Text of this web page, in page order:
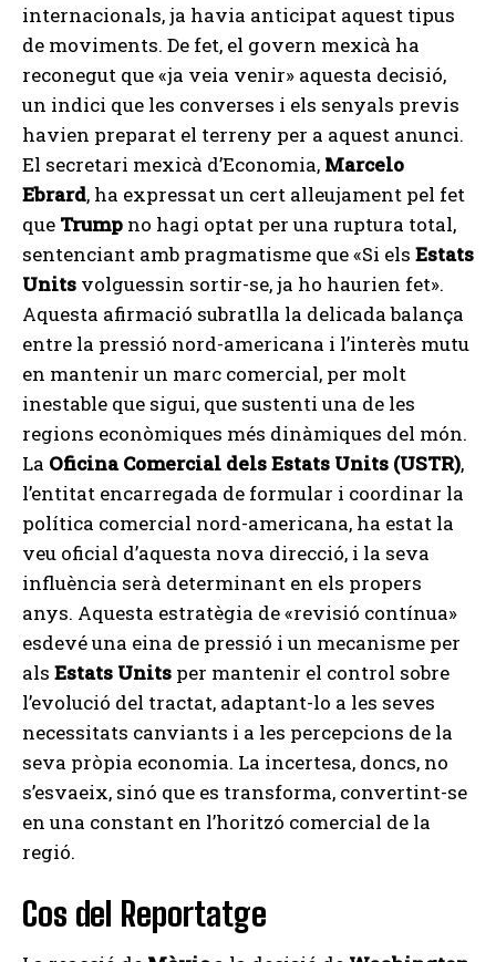
internacionals, ja havia anticipat aquest tipus
de moviments. De fet, el govern mexicà ha
reconegut que «ja veia venir» aquesta decisió,
un indici que les converses i els senyals previs
havien preparat el terreny per a aquest anunci.
El secretari mexicà d’Economia, Marcelo
Ebrard, ha expressat un cert alleujament pel fet
que Trump no hagi optat per una ruptura total,
sentenciant amb pragmatisme que «Si els Estats
Units volguessin sortir-se, ja ho haurien fet».
Aquesta afirmació subratlla la delicada balança
entre la pressió nord-americana i l’interès mutu
en mantenir un marc comercial, per molt
inestable que sigui, que sustenti una de les
regions econòmiques més dinàmiques del món.
La Oficina Comercial dels Estats Units (USTR),
l’entitat encarregada de formular i coordinar la
política comercial nord-americana, ha estat la
veu oficial d’aquesta nova direcció, i la seva
influència serà determinant en els propers
anys. Aquesta estratègia de «revisió contínua»
esdevé una eina de pressió i un mecanisme per
als Estats Units per mantenir el control sobre
l’evolució del tractat, adaptant-lo a les seves
necessitats canviants i a les percepcions de la
seva pròpia economia. La incertesa, doncs, no
s’esvaeix, sinó que es transforma, convertint-se
en una constant en l’horitzó comercial de la
regió.
Cos del Reportatge